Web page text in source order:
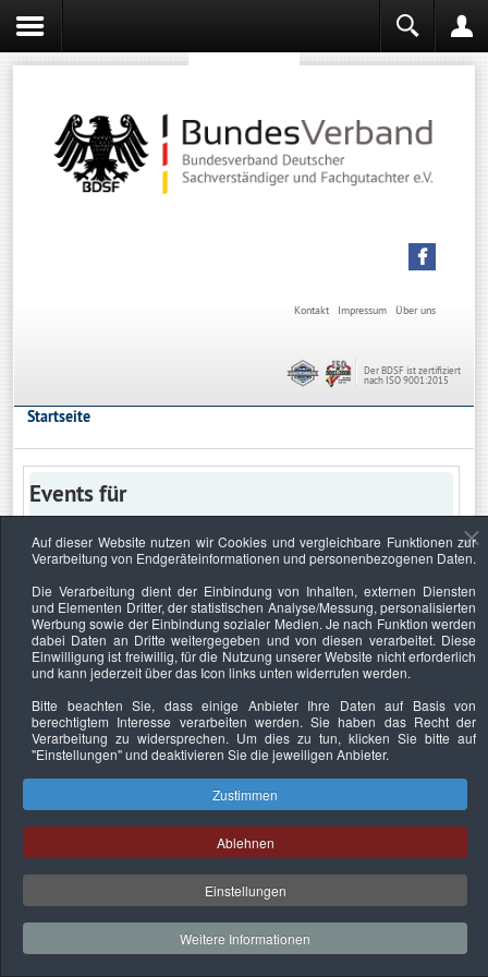
Über uns
Impressum
Kontakt
Der BDSF ist zertifiziert
nach ISO 9001:2015
Startseite
Events für
Keine Termine
Datenschutzerklärung Urheberrechtsnachweise Nachhaltigkeit
Copyright © 2026. Bundesverband Deutscher
Sachverständiger und Fachgutachter e.V..
Auf dieser Website nutzen wir Cookies und vergleichbare Funktionen zur
Verarbeitung von Endgeräteinformationen und personenbezogenen Daten.
Die Verarbeitung dient der Einbindung von Inhalten, externen Diensten
und Elementen Dritter, der statistischen Analyse/Messung, personalisierten
Werbung sowie der Einbindung sozialer Medien. Je nach Funktion werden
dabei Daten an Dritte weitergegeben und von diesen verarbeitet. Diese
Einwilligung ist freiwillig, für die Nutzung unserer Website nicht erforderlich
und kann jederzeit über das Icon links unten widerrufen werden.
Bitte beachten Sie, dass einige Anbieter Ihre Daten auf Basis von
berechtigtem Interesse verarbeiten werden. Sie haben das Recht der
Verarbeitung zu widersprechen. Um dies zu tun, klicken Sie bitte auf
"Einstellungen"und deaktivieren Sie die jeweiligen Anbieter.
Zustimmen
Ablehnen
Einstellungen
Weitere Informationen